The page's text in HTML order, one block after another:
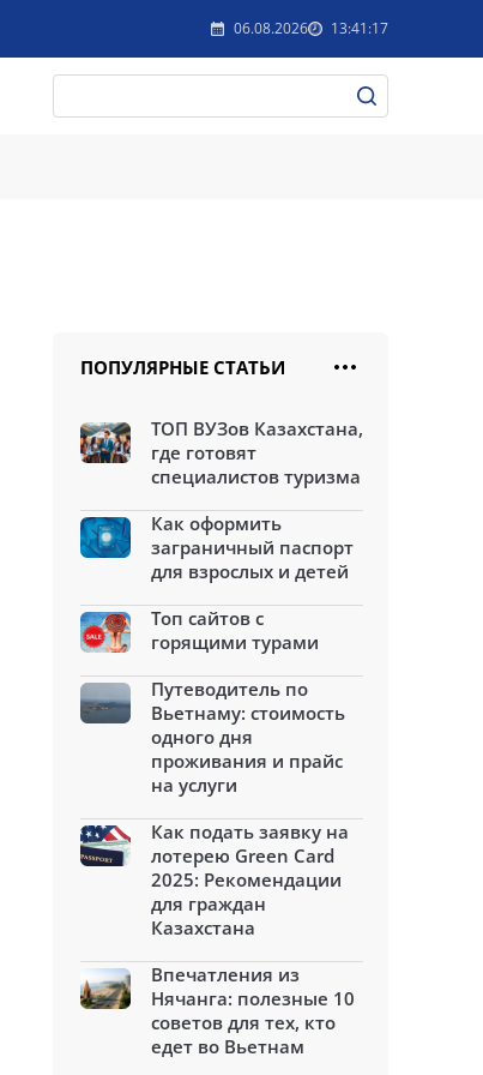
06.08.2026 13:41:17
ПОПУЛЯРНЫЕ СТАТЬИ
ТОП ВУЗов Казахстана,
где готовят
специалистов туризма
Как оформить
заграничный паспорт
для взрослых и детей
Топ сайтов с
горящими турами
Путеводитель по
Вьетнаму: стоимость
одного дня
проживания и прайс
на услуги
Как подать заявку на
лотерею Green Card
2025: Рекомендации
для граждан
Казахстана
Впечатления из
Нячанга: полезные 10
советов для тех, кто
едет во Вьетнам